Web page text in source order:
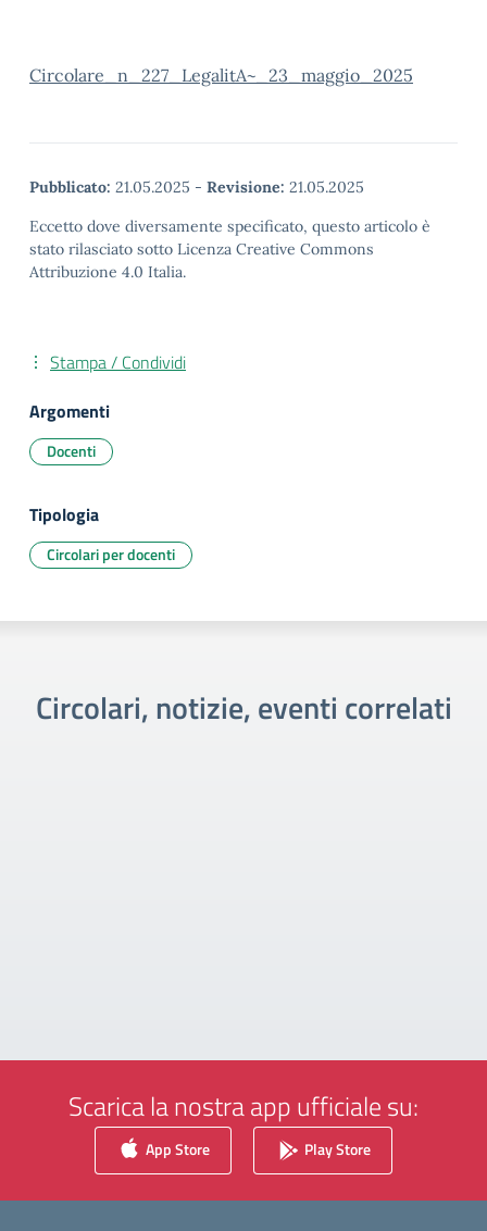
Circolare_n_227_LegalitA~_23_maggio_2025
Pubblicato: 21.05.2025 - Revisione: 21.05.2025
Eccetto dove diversamente specificato, questo articolo è
stato rilasciato sotto Licenza Creative Commons
Attribuzione 4.0 Italia.
Stampa / Condividi
Argomenti
Docenti
Tipologia
Circolari per docenti
Circolari, notizie, eventi correlati
Scarica la nostra app ufficiale su:
App Store Play Store